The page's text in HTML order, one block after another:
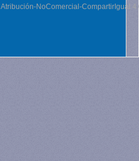
Atribución-NoComercial-CompartirIgual